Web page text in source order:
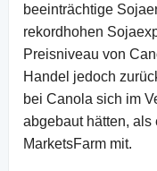
beeinträchtige
rekordhohen
Preisniveau von
Handel jedoch
bei Canola sich im
abgebaut hätten, als
MarketsFarm mit.